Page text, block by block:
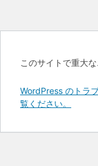
このサイトで重大
WordPress のトラ
覧ください。